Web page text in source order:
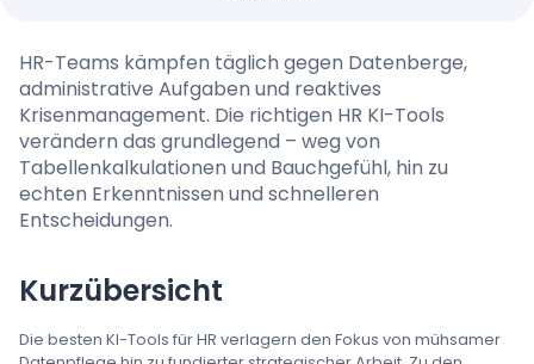
Anmelden
HR-Teams kämpfen täglich gegen Datenberge,
administrative Aufgaben und reaktives
Krisenmanagement. Die richtigen HR KI-Tools
verändern das grundlegend – weg von
Tabellenkalkulationen und Bauchgefühl, hin zu
echten Erkenntnissen und schnelleren
Entscheidungen.
Kurzübersicht
Die besten KI-Tools für HR verlagern den Fokus von mühsamer